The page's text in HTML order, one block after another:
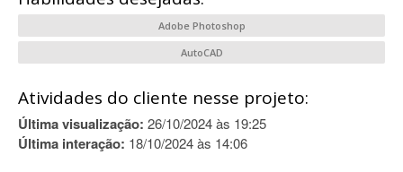
Adobe Photoshop
AutoCAD
Atividades do cliente nesse projeto:
Última visualização: 26/10/2024 às 19:25
Última interação: 18/10/2024 às 14:06